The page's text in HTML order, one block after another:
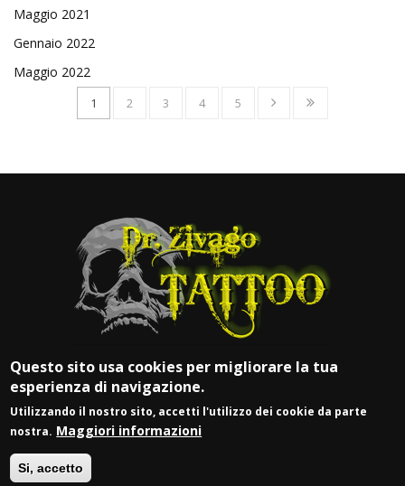
Maggio 2021
Gennaio 2022
Maggio 2022
1 2 3 4 5
Questo sito usa cookies per migliorare la tua
esperienza di navigazione.
Utilizzando il nostro sito, accetti l'utilizzo dei cookie da parte
nostra. Maggiori informazioni
Si, accetto